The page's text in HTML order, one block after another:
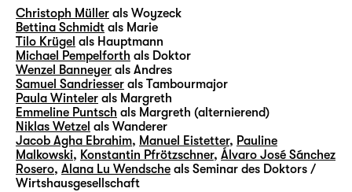
Christoph Müller als Woyzeck
Bettina Schmidt als Marie
Tilo Krügel als Hauptmann
Michael Pempelforth als Doktor
Wenzel Banneyer als Andres
Samuel Sandriesser als Tambourmajor
Paula Winteler als Margreth
Emmeline Puntsch als Margreth (alternierend)
Niklas Wetzel als Wanderer
Jacob Agha Ebrahim, Manuel Eistetter, Pauline
Malkowski, Konstantin Pfrötzschner, Álvaro José Sánchez
Rosero, Alana Lu Wendsche als Seminar des Doktors /
Wirtshausgesellschaft